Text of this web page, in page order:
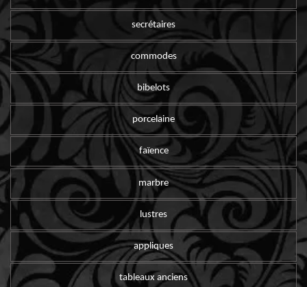
secrétaires
commodes
bibelots
porcelaine
faïence
marbre
lustres
appliques
tableaux anciens